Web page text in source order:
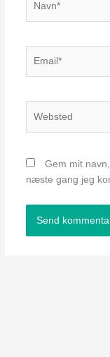
Gem mit
næste gang jeg